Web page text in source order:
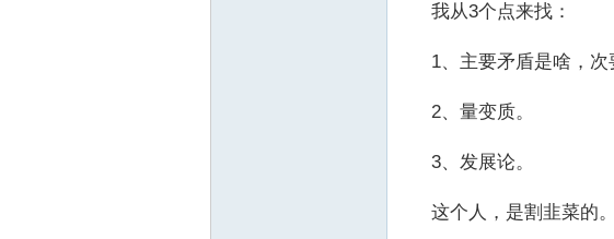
我从3个点来找：
1、主要矛盾是啥，次
2、量变质。
3、发展论。
这个人，是割韭菜的。